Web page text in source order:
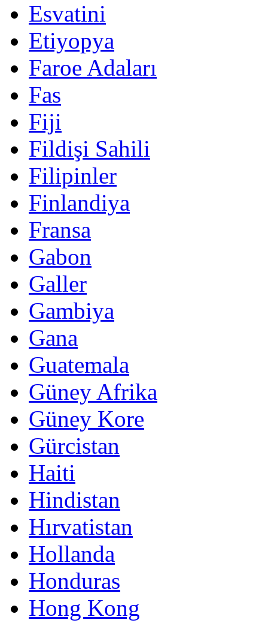
Esvatini
Etiyopya
Faroe Adaları
Fas
Fiji
Fildişi Sahili
Filipinler
Finlandiya
Fransa
Gabon
Galler
Gambiya
Gana
Guatemala
Güney Afrika
Güney Kore
Gürcistan
Haiti
Hindistan
Hırvatistan
Hollanda
Honduras
Hong Kong